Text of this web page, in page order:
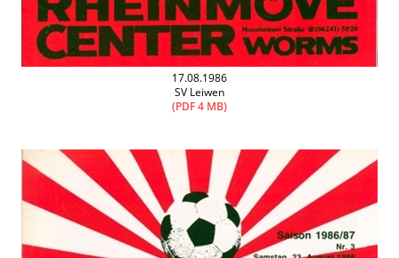
17.08.1986
SV Leiwen
(PDF 4 MB)